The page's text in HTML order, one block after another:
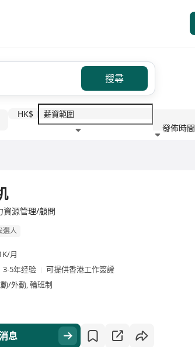
搜尋
HK$
發佈時間
資源管理/顧問
選人
月
3-5年经验
可提供香港工作簽證
/外勤, 輪班制
息